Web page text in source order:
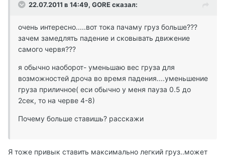
22.07.2011 в 14:49, GORE сказал:
очень интересно.....вот тока пачаму груз больше???
зачем замедлять падение и сковывать движение
самого червя???
я обычно наоборот- уменьшаю вес груза для
возможностей дроча во время падения....уменьшение
груза приличное( еси обычно у меня пауза 0.5 до
2сек, то на черве 4-8)
Почему больше ставишь? расскажи
Я тоже привык ставить максимально легкий груз..может